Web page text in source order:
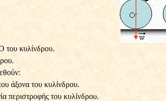
του κυλίνδρου.
άξονα του κυλίνδρου.
περιστροφής του κυλίνδρου.